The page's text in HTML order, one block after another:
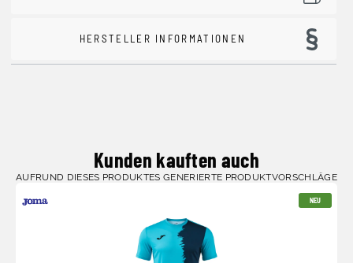
HERSTELLER INFORMATIONEN
Kunden kauften auch
AUFRUND DIESES PRODUKTES GENERIERTE PRODUKTVORSCHLÄGE
NEU